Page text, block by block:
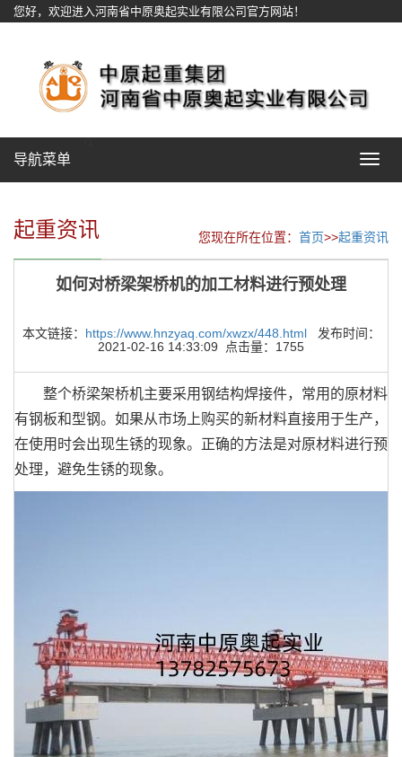
您好，欢迎进入河南省中原奥起实业有限公司官方网站！
Toggle
导航菜单
起重资讯 您现在所在位置： 首页>>起重资讯
如何对桥梁架桥机的加工材料进行预处理
本文链接： https://www.hnzyaq.com/xwzx/448.html发布时间：
2021-02-16 14:33:09 点击量：1755
整个桥梁架桥机主要采用钢结构焊接件，常用的原材料
有钢板和型钢。如果从市场上购买的新材料直接用于生产，
在使用时会出现生锈的现象。正确的方法是对原材料进行预
处理，避免生锈的现象。